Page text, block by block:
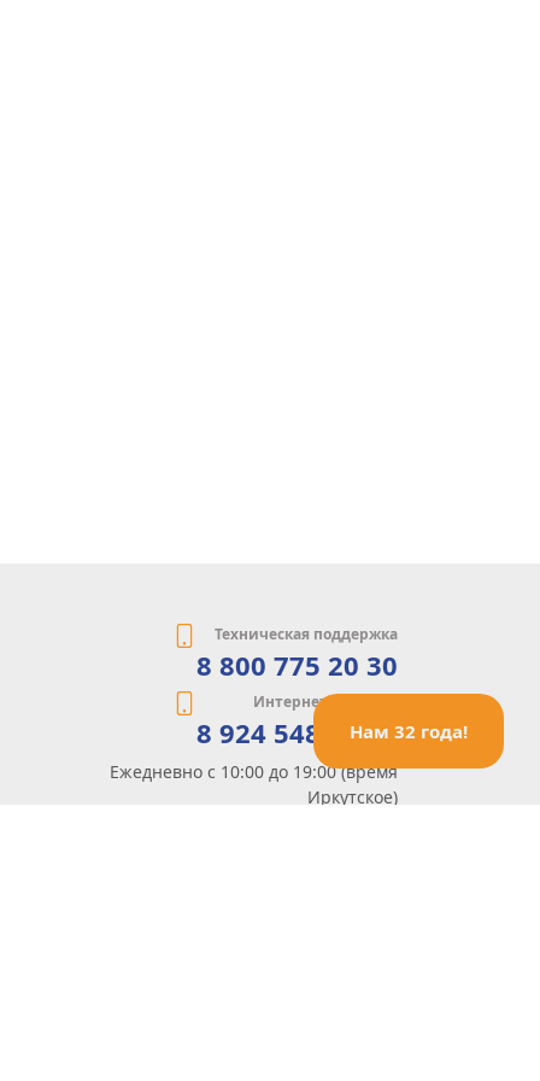
Нам 32 года!
Техническая поддержка
8 800 775 20 30
Интернет-магазин
8 924 548 85 07
Ежедневно с 10:00 до 19:00 (время
Иркутское)